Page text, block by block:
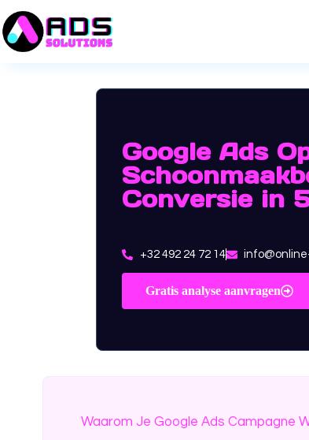
Google Ads
Conversie in
+32 492 24 72 14
Gratis analyse aanvragen
Waarom Je Google Ads Campagne